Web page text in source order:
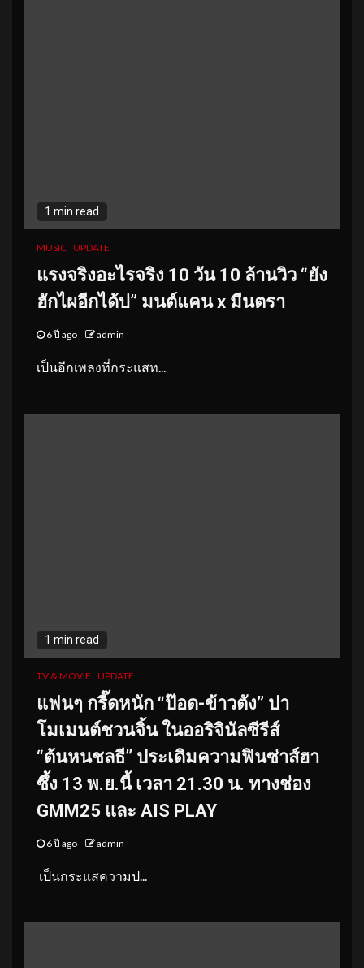
1 min read
MUSIC UPDATE
แรงจริงอะไรจริง 10 วัน 10 ล้านวิว “ยัง
ฮักไผอีกได้บ่” มนต์แคน x มีนตรา
6 ปี ago admin
เป็นอีกเพลงที่กระแสท...
1 min read
TV & MOVIE UPDATE
แฟนๆ กรี๊ดหนัก “ป๊อด-ข้าวตัง” ปา
โมเมนต์ชวนจิ้น ในออริจินัลซีรีส์
“ต้นหนชลธี” ประเดิมความฟินซ่าส์ฮา
ซึ้ง 13 พ.ย.นี้ เวลา 21.30 น. ทางช่อง
GMM25 และ AIS PLAY
6 ปี ago admin
เป็นกระแสความป...